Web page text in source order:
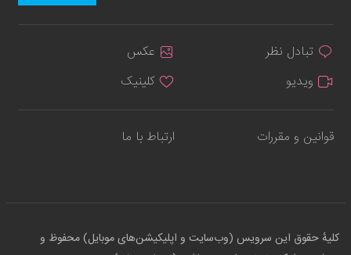
تبادل نظر
عکس
ویدیو
کلینیک
قوانین و مقررات ارتباط با ما
کلیهٔ حقوق این سرویس (وب‌سایت و اپلیکیشن‌های موبایل) محفوظ و